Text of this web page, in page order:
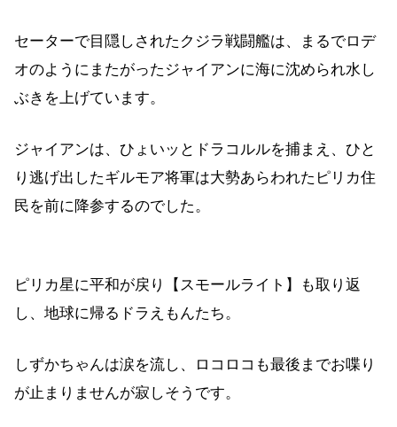
セーターで目隠しされたクジラ戦闘艦は、まるでロデ
オのようにまたがったジャイアンに海に沈められ水し
ぶきを上げています。
ジャイアンは、ひょいッとドラコルルを捕まえ、ひと
り逃げ出したギルモア将軍は大勢あらわれたピリカ住
民を前に降参するのでした。
ピリカ星に平和が戻り【スモールライト】も取り返
し、地球に帰るドラえもんたち。
しずかちゃんは涙を流し、ロコロコも最後までお喋り
が止まりませんが寂しそうです。